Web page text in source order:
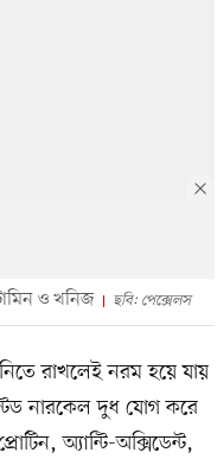
ও খনিজ ছবি: পেক্সেলস
রাখলেই নরম হয়ে যায়
নারকেল দুধ যোগ করে
অ্যান্টি-অক্সিডেন্ট,